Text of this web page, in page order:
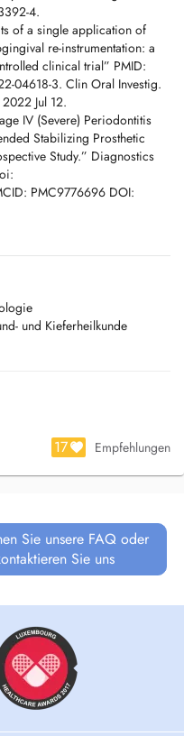
4.
of a single application of
re-instrumentation: a
clinical trial” PMID:
04618-3. Clin Oral Investig.
Jul 12.
IV (Severe) Periodontitis
Stabilizing Prosthetic
Study.” Diagnostics
PMC9776696 DOI:
und Kieferheilkunde
17 Empfehlungen
Sie unsere FAQ oder
Sie uns